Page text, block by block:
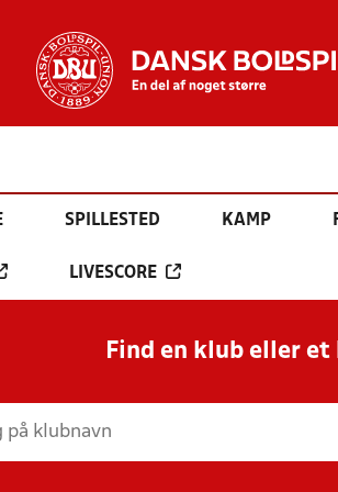
SPILLESTED KAMP
LIVESCORE
Find en klub eller et